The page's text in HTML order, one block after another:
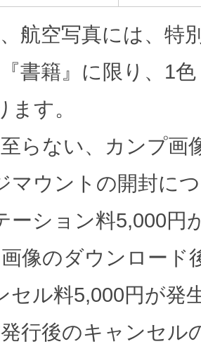
航空写真には、特
書籍』に限り、1
ます。
らない、カンプ画
マウントの開封に
ーション料5,000円
像のダウンロード
セル料5,000円が発
行後のキャンセル